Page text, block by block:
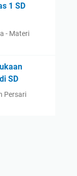
1 SD
- Materi
SD
Persari